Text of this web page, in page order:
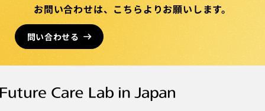
お問い合わせは、 こちらよりお願いします。
問い合わせる